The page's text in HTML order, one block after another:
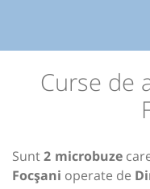
Curse de
Sunt2 microbuze
Focșani operate de